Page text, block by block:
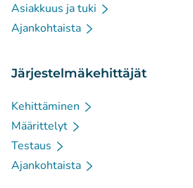
Asiakkuus ja tuki
Ajankohtaista
Järjestelmäkehittäjät
Kehittäminen
Määrittelyt
Testaus
Ajankohtaista